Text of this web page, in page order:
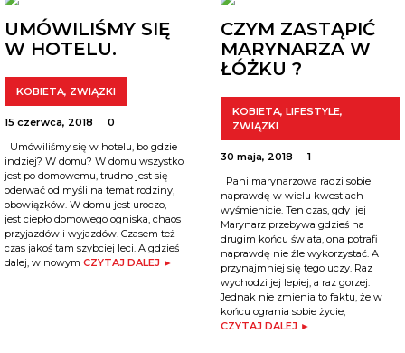
UMÓWILIŚMY SIĘ
W HOTELU.
KOBIETA, ZWIĄZKI
15 czerwca, 2018
0
Umówiliśmy się w hotelu, bo gdzie
indziej? W domu? W domu wszystko
jest po domowemu, trudno jest się
oderwać od myśli na temat rodziny,
obowiązków. W domu jest uroczo,
jest ciepło domowego ogniska, chaos
przyjazdów i wyjazdów. Czasem też
czas jakoś tam szybciej leci. A gdzieś
dalej, w nowym CZYTAJ DALEJ ►
CZYM ZASTĄPIĆ
MARYNARZA W
ŁÓŻKU ?
KOBIETA, LIFESTYLE,
ZWIĄZKI
30 maja, 2018
1
Pani marynarzowa radzi sobie
naprawdę w wielu kwestiach
wyśmienicie. Ten czas, gdy jej
Marynarz przebywa gdzieś na
drugim końcu świata, ona potrafi
naprawdę nie źle wykorzystać. A
przynajmniej się tego uczy. Raz
wychodzi jej lepiej, a raz gorzej.
Jednak nie zmienia to faktu, że w
końcu ogrania sobie życie,
CZYTAJ DALEJ ►